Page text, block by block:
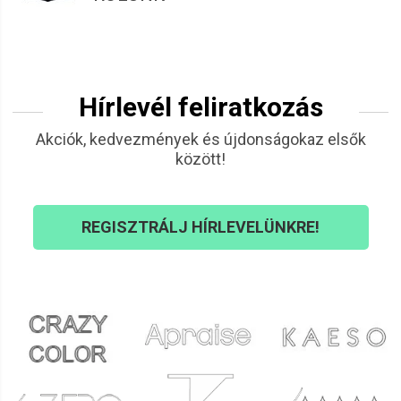
Arctisztítók
arctisztítás. Arclemosók és arctisztító tejekgyengéden,
tisztításhoz
mechanikai peelingek és arcradírok
, valamint
kémiai peelingek és hámlasztókis rendelkezésre állnak.
tonikoksegítenek visszaállítani a bőr pH-értékét, és
előkészítik azt a következő ápolási lépésekre.
Alkalmazásuk után a bőr befogadóbbá válik a szérumok és
krémek hatóanyagai iránt.
Hírlevél feliratkozás
Akciók, kedvezmények és újdonságokaz elsők
között!
REGISZTRÁLJ HÍRLEVELÜNKRE!